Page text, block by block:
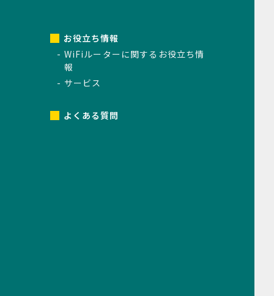
お役立ち情報
WiFiルーターに関するお役立ち情
報
サービス
よくある質問